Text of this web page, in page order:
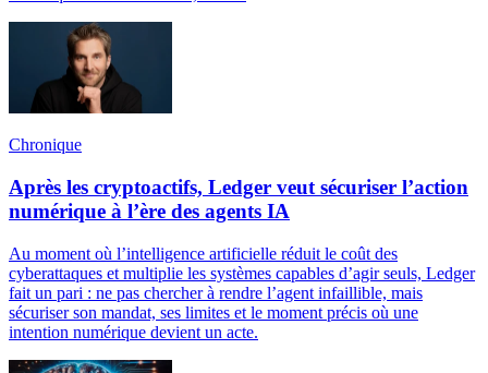
Chronique
Après les cryptoactifs, Ledger veut sécuriser l’action
numérique à l’ère des agents IA
Au moment où l’intelligence artificielle réduit le coût des
cyberattaques et multiplie les systèmes capables d’agir seuls, Ledger
fait un pari : ne pas chercher à rendre l’agent infaillible, mais
sécuriser son mandat, ses limites et le moment précis où une
intention numérique devient un acte.